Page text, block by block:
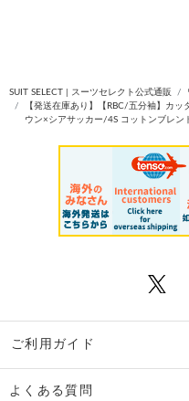
SUIT SELECT | スーツセレクト公式通販
【発送在庫あり】【RBC/五分袖】カ
ウン×シアサッカー/4S コットンブレン
ご利用ガイド
よくある質問